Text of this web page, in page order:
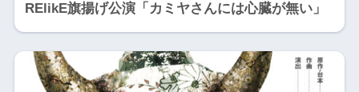
RElikE旗揚げ公演「カミヤさんには心臓が無い」